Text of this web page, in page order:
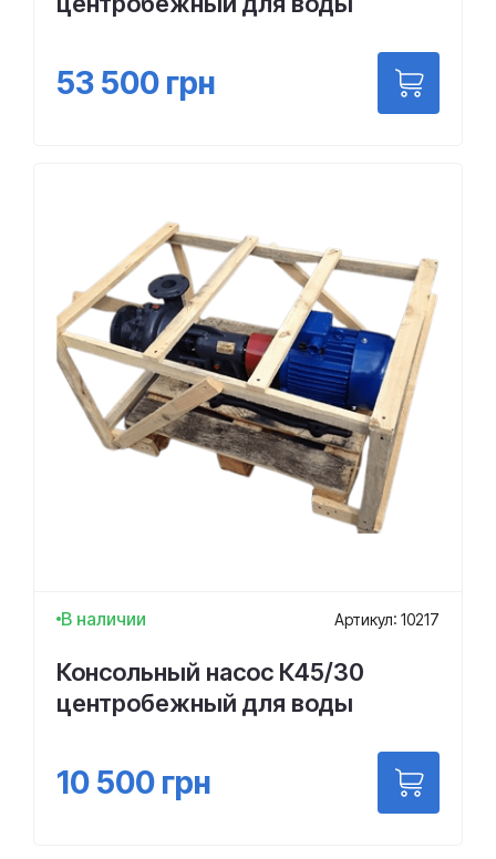
53 500 грн
В наличии Артикул: 10217
Консольный насос К45/30
центробежный для воды
10 500 грн